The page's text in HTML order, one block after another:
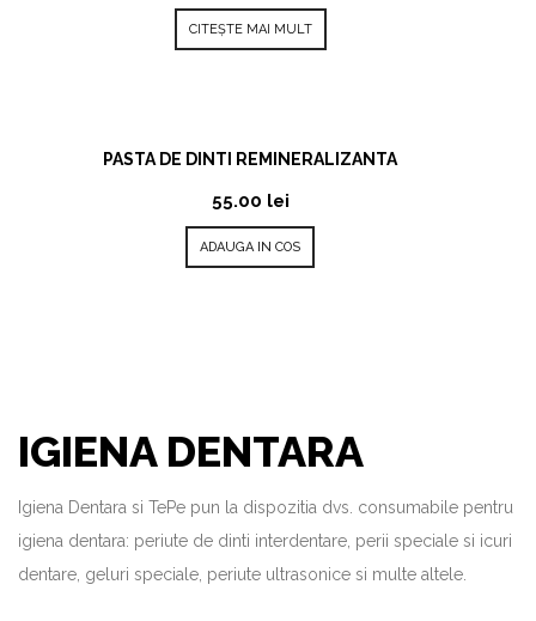
CITEȘTE MAI MULT
PASTA DE DINTI REMINERALIZANTA
55.00 lei
ADAUGA IN COS
IGIENA DENTARA
Igiena Dentara si TePe pun la dispozitia dvs. consumabile pentru
igiena dentara: periute de dinti interdentare, perii speciale si icuri
dentare, geluri speciale, periute ultrasonice si multe altele.